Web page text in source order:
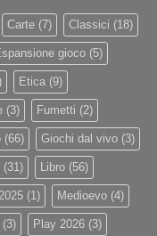
Carte (7) Classici (18)
gioco (5)
Etica (9)
(3) Fumetti (2)
(66) Giochi dal vivo (3)
(31) Libro (56)
(1) Medioevo (4)
(3) Play 2026 (3)